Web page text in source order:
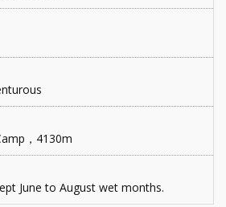
，4130m
June to August wet months.